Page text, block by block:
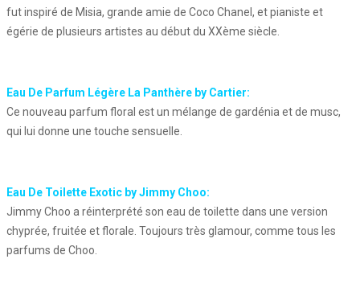
fut inspiré de Misia, grande amie de Coco Chanel, et pianiste et
égérie de plusieurs artistes au début du XXème siècle.
Eau De Parfum Légère La Panthère by Cartier:
Ce nouveau parfum floral est un mélange de gardénia et de musc,
qui lui donne une touche sensuelle.
Eau De Toilette Exotic by Jimmy Choo:
Jimmy Choo a réinterprété son eau de toilette dans une version
chyprée, fruitée et florale. Toujours très glamour, comme tous les
parfums de Choo.